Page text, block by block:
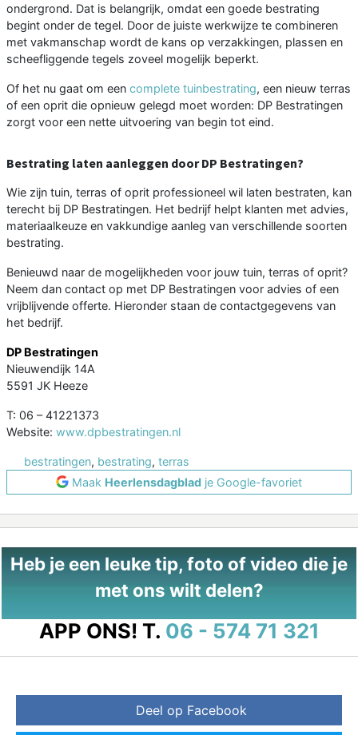
ondergrond. Dat is belangrijk, omdat een goede bestrating
begint onder de tegel. Door de juiste werkwijze te combineren
met vakmanschap wordt de kans op verzakkingen, plassen en
scheefliggende tegels zoveel mogelijk beperkt.
Of het nu gaat om een complete tuinbestrating, een nieuw terras
of een oprit die opnieuw gelegd moet worden: DP Bestratingen
zorgt voor een nette uitvoering van begin tot eind.
Bestrating laten aanleggen door DP Bestratingen?
Wie zijn tuin, terras of oprit professioneel wil laten bestraten, kan
terecht bij DP Bestratingen. Het bedrijf helpt klanten met advies,
materiaalkeuze en vakkundige aanleg van verschillende soorten
bestrating.
Benieuwd naar de mogelijkheden voor jouw tuin, terras of oprit?
Neem dan contact op met DP Bestratingen voor advies of een
vrijblijvende offerte. Hieronder staan de contactgegevens van
het bedrijf.
DP Bestratingen
Nieuwendijk 14A
5591 JK Heeze
T: 06 – 41221373
Website: www.dpbestratingen.nl
bestratingen, bestrating, terras
Maak Heerlensdagblad je Google-favoriet
Heb je een leuke tip, foto of video die je
met ons wilt delen?
APP ONS! T. 06 - 574 71 321
Deel op Facebook